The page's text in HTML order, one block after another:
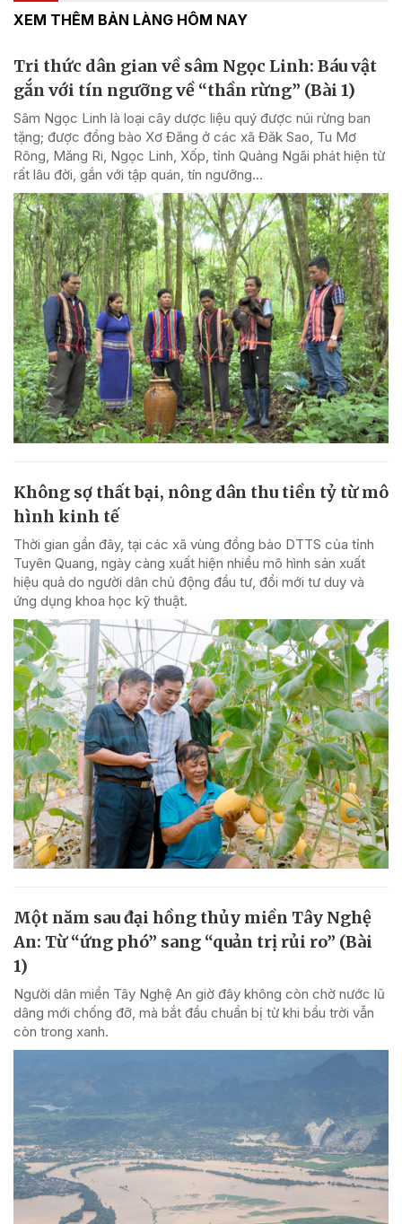
XEM THÊM BẢN LÀNG HÔM NAY
Tri thức dân gian về sâm Ngọc Linh: Báu vật
gắn với tín ngưỡng về “thần rừng” (Bài 1)
Sâm Ngọc Linh là loại cây dược liệu quý được núi rừng ban
tặng; được đồng bào Xơ Đăng ở các xã Đăk Sao, Tu Mơ
Rông, Măng Ri, Ngọc Linh, Xốp, tỉnh Quảng Ngãi phát hiện từ
rất lâu đời, gắn với tập quán, tín ngưỡng...
Không sợ thất bại, nông dân thu tiền tỷ từ mô
hình kinh tế
Thời gian gần đây, tại các xã vùng đồng bào DTTS của tỉnh
Tuyên Quang, ngày càng xuất hiện nhiều mô hình sản xuất
hiệu quả do người dân chủ động đầu tư, đổi mới tư duy và
ứng dụng khoa học kỹ thuật.
Một năm sau đại hồng thủy miền Tây Nghệ
An: Từ “ứng phó” sang “quản trị rủi ro” (Bài
1)
Người dân miền Tây Nghệ An giờ đây không còn chờ nước lũ
dâng mới chống đỡ, mà bắt đầu chuẩn bị từ khi bầu trời vẫn
còn trong xanh.